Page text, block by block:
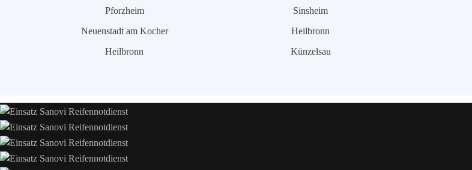
Pforzheim
Neuenstadt am Kocher
Heilbronn
Sinsheim
Heilbronn
Künzelsau